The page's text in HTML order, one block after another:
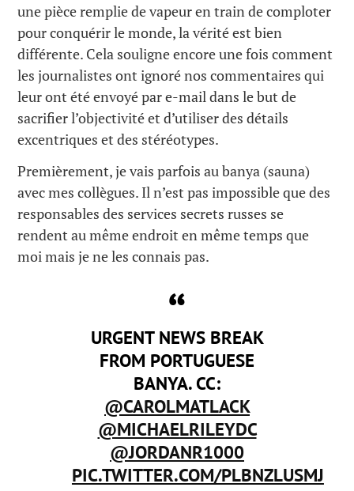
une pièce remplie de vapeur en train de comploter
pour conquérir le monde, la vérité est bien
différente. Cela souligne encore une fois comment
les journalistes ont ignoré nos commentaires qui
leur ont été envoyé par e-mail dans le but de
sacrifier l’objectivité et d’utiliser des détails
excentriques et des stéréotypes.
Premièrement, je vais parfois au banya (sauna)
avec mes collègues. Il n’est pas impossible que des
responsables des services secrets russes se
rendent au même endroit en même temps que
moi mais je ne les connais pas.
URGENT NEWS BREAK
FROM PORTUGUESE
BANYA. CC:
@CAROLMATLACK
@MICHAELRILEYDC
@JORDANR1000
PIC.TWITTER.COM/PLBNZLUSMJ